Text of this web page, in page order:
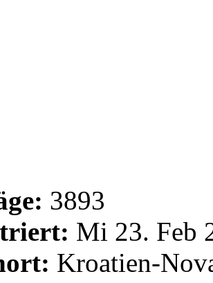
3893
Mi 23. Feb
Kroatien-